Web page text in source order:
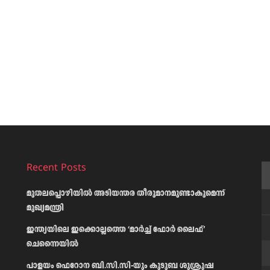
Recent Posts
മുതലപ്പൊഴിയിൽ അടിയന്തര തീരുമാനമുണ്ടാകുമെന്ന്
മുഖ്യമന്ത്രി
ഇന്ത്യയിലെ ഇക്കൊല്ലത്തെ ‘മാർച്ച് ഫോർ ലൈഫ്’
ചെന്നൈയിൽ
പാളയം ഫെറോന ബി.സി.സി-യും കുടുബ ശുശ്രൂഷ